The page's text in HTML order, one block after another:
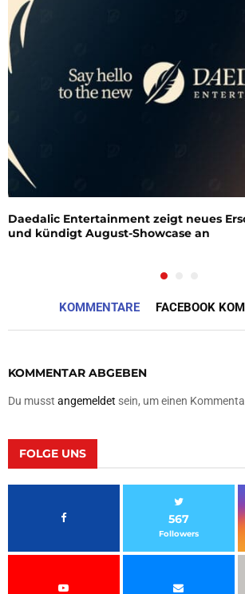
Daedalic Entertainment zeigt neues
und kündigt August-Showcase an
KOMMENTARE FACEBOOK
KOMMENTAR ABGEBEN
Du musst angemeldet sein, um einen
FOLGE UNS
567
Followers